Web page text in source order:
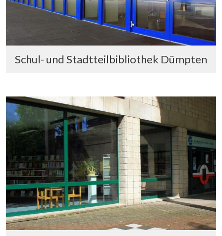
Schul- und Stadtteilbibliothek Dümpten